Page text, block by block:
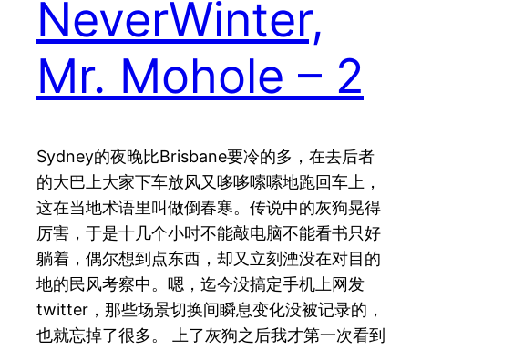
NeverWinter,
Mr. Mohole – 2
Sydney的夜晚比Brisbane要冷的多，在去后者
的大巴上大家下车放风又哆哆嗦嗦地跑回车上，
这在当地术语里叫做倒春寒。传说中的灰狗晃得
厉害，于是十几个小时不能敲电脑不能看书只好
躺着，偶尔想到点东西，却又立刻湮没在对目的
地的民风考察中。嗯，迄今没搞定手机上网发
twitter，那些场景切换间瞬息变化没被记录的，
也就忘掉了很多。 上了灰狗之后我才第一次看到